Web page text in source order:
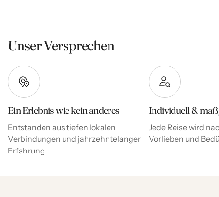
Unser Versprechen
Ein Erlebnis wie kein anderes
Entstanden aus tiefen lokalen
Verbindungen und jahrzehntelanger
Erfahrung.
Individuell &
Jede Reise wird
Vorlieben und